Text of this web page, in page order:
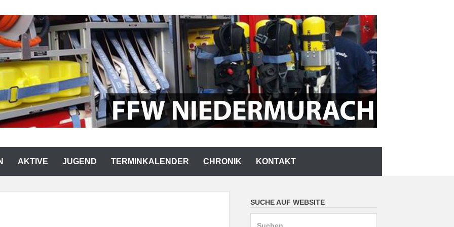
NIEDERMURACH
AKTIVE JUGEND TERMINKALENDER CHRONIK KONTAKT
SUCHE AUF WEBSITE